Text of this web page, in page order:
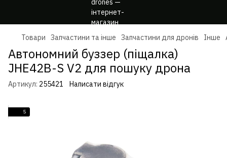
Товари Запчастини та інше Запчастини для дронів Інше
Автономний буззер (піщалка)
JHE42B-S V2 для пошуку дрона
Артикул: 255421 Написати відгук
5